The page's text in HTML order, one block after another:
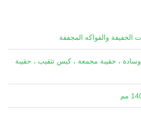
الخفيفة والفواكه المجففة
، حقيبة مجمعة ، كيس تثقيب ، حقيبة
مم